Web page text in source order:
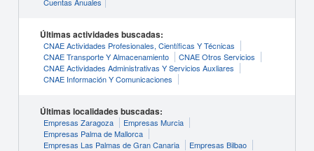
Últimas actividades buscadas:
CNAE Actividades Profesionales, Científicas Y Técnicas
CNAE Transporte Y Almacenamiento
CNAE Otros Servicios
CNAE Actividades Administrativas Y Servicios Auxliares
CNAE Información Y Comunicaciones
Últimas localidades buscadas:
Empresas Zaragoza
Empresas Murcia
Empresas Palma de Mallorca
Empresas Las Palmas de Gran Canaria
Empresas Bilbao